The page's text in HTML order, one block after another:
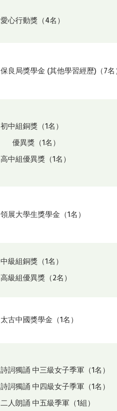
愛心行動獎（4名）
保良局獎學金 (其他學習經歷)（7
初中組銅獎（1名）
優異獎（1名）
高中組優異獎（1名）
領展大學生獎學金（1名）
中級組銅獎（1名）
高級組優異獎（2名）
太古中國獎學金（1名）
詩詞獨誦 中三級女子季軍（1名）
詩詞獨誦 中四級女子季軍（1名）
二人朗誦 中五級季軍（1組）